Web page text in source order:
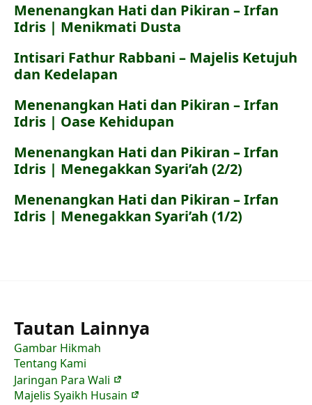
Menenangkan Hati dan Pikiran – Irfan
Idris | Menikmati Dusta
Intisari Fathur Rabbani – Majelis Ketujuh
dan Kedelapan
Menenangkan Hati dan Pikiran – Irfan
Idris | Oase Kehidupan
Menenangkan Hati dan Pikiran – Irfan
Idris | Menegakkan Syari’ah (2/2)
Menenangkan Hati dan Pikiran – Irfan
Idris | Menegakkan Syari’ah (1/2)
Tautan Lainnya
Gambar Hikmah
Tentang Kami
Jaringan Para Wali
Majelis Syaikh Husain